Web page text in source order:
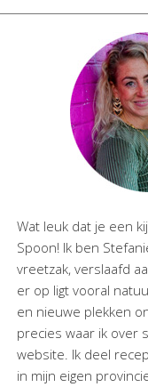
Wat leuk dat je een
Spoon! Ik ben
vreetzak, verslaafd
er op ligt vooral
en nieuwe plekken
precies waar ik over
website. Ik deel
in mijn eigen